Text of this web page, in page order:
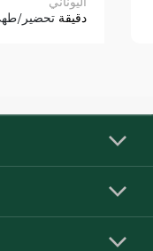
دقيقة تحضير/